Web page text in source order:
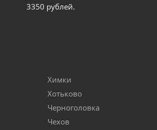
3350 рублей.
Химки
Хотьково
Черноголовка
Чехов